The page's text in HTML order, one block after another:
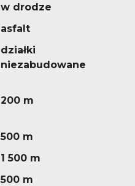
w drodze
asfalt
działki
niezabudowane
200 m
500 m
1 500 m
500 m